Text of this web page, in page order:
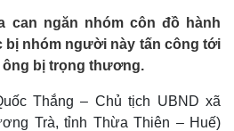
Tin 24h
Dự báo thời tiết
Giáo dục
Dấu ấn VOV
Việc làm
Biển đảo
can ngăn nhóm côn đồ hành
bị nhóm người này tấn công tới
ông bị trọng thương.
Thắng – Chủ tịch UBND xã
Trà, tỉnh Thừa Thiên – Huế)